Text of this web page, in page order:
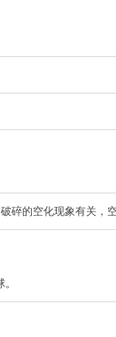
碎的空化现象有关，